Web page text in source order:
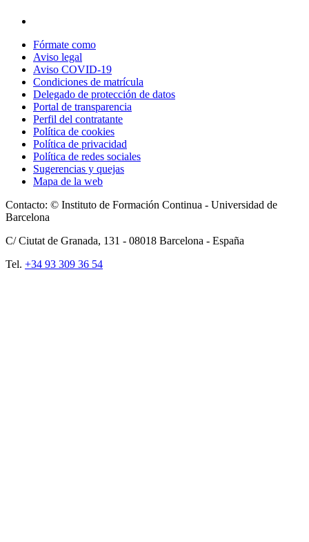
Fórmate como
Aviso legal
Aviso COVID-19
Condiciones de matrícula
Delegado de protección de datos
Portal de transparencia
Perfil del contratante
Política de cookies
Política de privacidad
Política de redes sociales
Sugerencias y quejas
Mapa de la web
Contacto: © Instituto de Formación Continua - Universidad de
Barcelona
C/ Ciutat de Granada, 131 - 08018 Barcelona - España
Tel. +34 93 309 36 54